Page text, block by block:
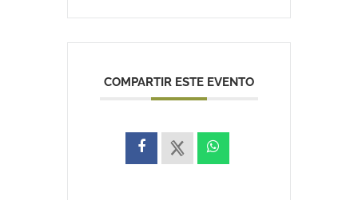
COMPARTIR ESTE EVENTO